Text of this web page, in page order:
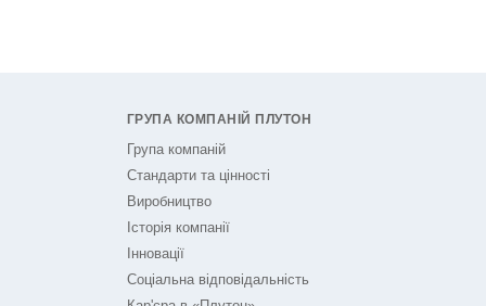
ГРУПА КОМПАНІЙ ПЛУТОН
Група компаній
Стандарти та цінності
Виробництво
Історія компанії
Інновації
Соціальна відповідальність